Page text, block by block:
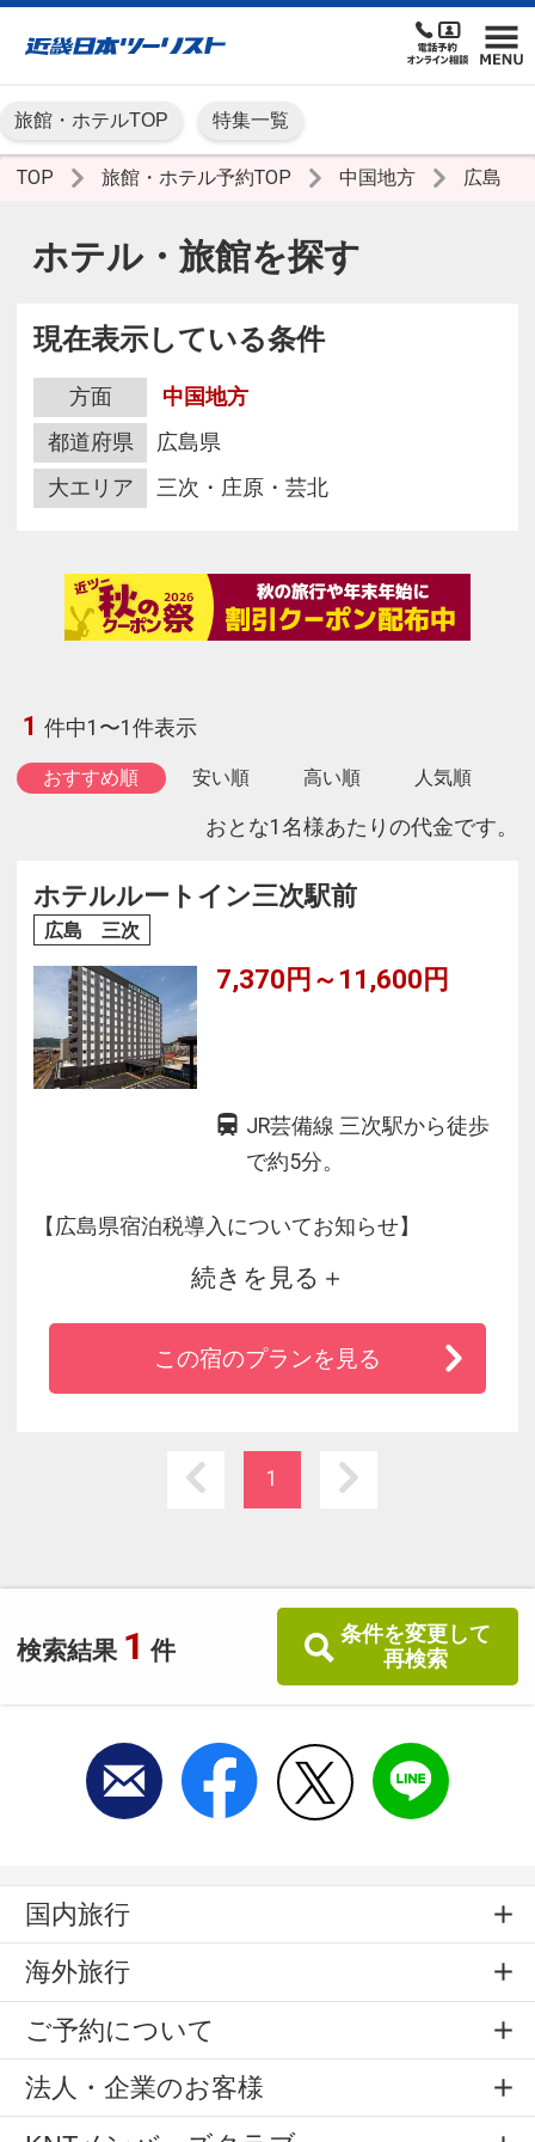
旅館・ホテルTOP 特集一覧
TOP 旅館・ホテル予約TOP 中国地方 広島
ホテル・旅館を探す
現在表示している条件
方面
中国地方
都道府県
広島県
大エリア
三次・庄原・芸北
検索結果 1 件
条件を変更して
再検索
1 件中1〜1件表示
おすすめ順 安い順 高い順 人気順
おとな1名様あたりの代金です。
ホテルルートイン三次駅前
広島 三次
7,370円～11,600円
JR芸備線 三次駅から徒歩
で約5分。
【広島県宿泊税導入についてお知らせ】
2026年4月1日(水)以降のご宿泊分より、広島県
において下記の宿泊税が導入されます。
※詳細は広島県のホームページをご覧くださ
続きを見る
この宿のプランを見る
1
国内旅行
海外旅行
ご予約について
法人・企業のお客様